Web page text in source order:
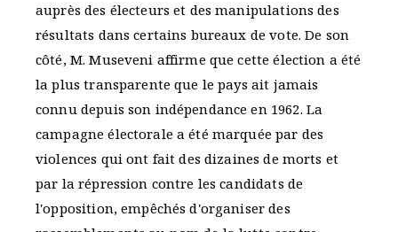
auprès des électeurs et des manipulations des
résultats dans certains bureaux de vote. De son
côté, M. Museveni affirme que cette élection a été
la plus transparente que le pays ait jamais
connu depuis son indépendance en 1962. La
campagne électorale a été marquée par des
violences qui ont fait des dizaines de morts et
par la répression contre les candidats de
l'opposition, empêchés d'organiser des